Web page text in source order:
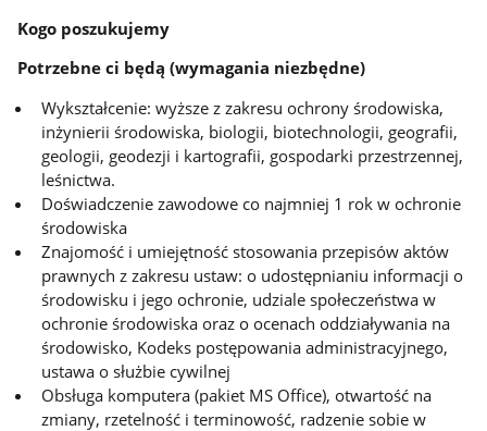
Kogo poszukujemy
Potrzebne ci będą (wymagania niezbędne)
Wykształcenie: wyższe z zakresu ochrony środowiska,
inżynierii środowiska, biologii, biotechnologii, geografii,
geologii, geodezji i kartografii, gospodarki przestrzennej,
leśnictwa.
Doświadczenie zawodowe co najmniej 1 rok w ochronie
środowiska
Znajomość i umiejętność stosowania przepisów aktów
prawnych z zakresu ustaw: o udostępnianiu informacji o
środowisku i jego ochronie, udziale społeczeństwa w
ochronie środowiska oraz o ocenach oddziaływania na
środowisko, Kodeks postępowania administracyjnego,
ustawa o służbie cywilnej
Obsługa komputera (pakiet MS Office), otwartość na
zmiany, rzetelność i terminowość, radzenie sobie w